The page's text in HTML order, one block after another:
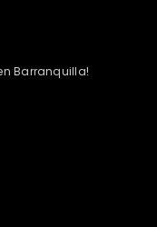
Barranquilla!